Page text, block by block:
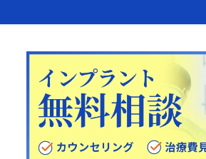
Close